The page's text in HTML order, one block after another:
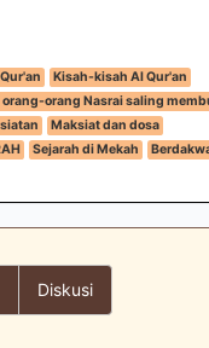
Kisah-kisah Al Qur'an
orang-orang Nasrai saling
Maksiat dan dosa
Sejarah di Mekah
Diskusi